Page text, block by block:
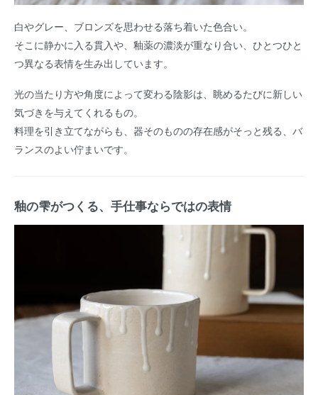
白やグレー、ブロンズを思わせる落ち着いた色合い。
そこに静かに入る貫入や、釉薬の濃淡が重なり合い、ひとつひと
つ異なる表情を生み出しています。
光の当たり方や角度によって変わる陰影は、眺めるたびに新しい
気づきを与えてくれるもの。
料理を引き立てながらも、器そのものの存在感がそっと残る、バ
ランスのよい佇まいです。
釉の雫がつくる、手仕事ならではの表情